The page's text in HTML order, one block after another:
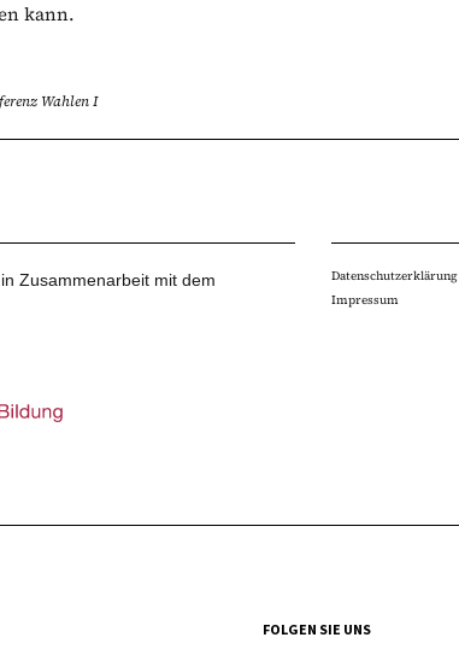
kann.
Wahlen I
Zusammenarbeit mit dem
Datenschutzerklärung
Impressum
FOLGEN SIE UNS